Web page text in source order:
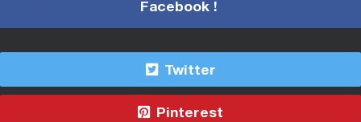
Facebook !
Twitter
Pinterest